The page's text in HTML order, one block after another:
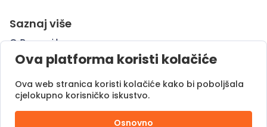
Saznaj više
O Pomozi.ba
Pogledaj kampanje
Naše uspješne priče
Pomozi.ba Novosti
Kontaktirajte nas
Ova platforma koristi kolačiće
Ova web stranica koristi kolačiće kako bi poboljšala
cjelokupno korisničko iskustvo.
Osnovno